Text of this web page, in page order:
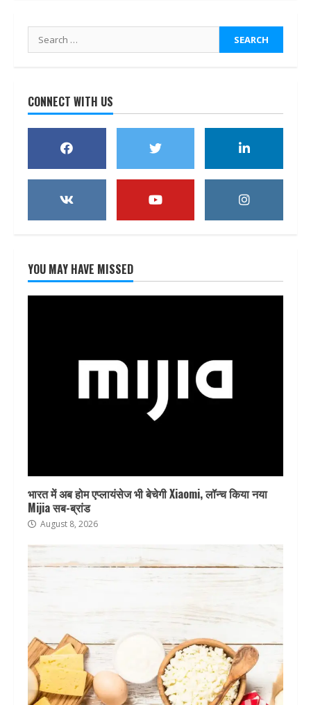
Search
for:
CONNECT WITH US
YOU MAY HAVE MISSED
भारत में अब होम एप्लायंसेज भी बेचेगी Xiaomi, लॉन्च किया नया
Mijia सब-ब्रांड
August 8, 2026